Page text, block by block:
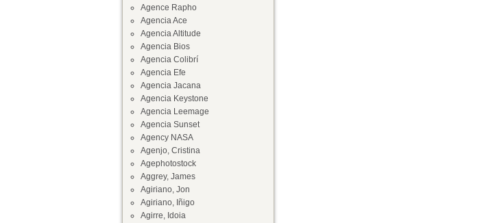
Agence Rapho
Agencia Ace
Agencia Altitude
Agencia Bios
Agencia Colibrí
Agencia Efe
Agencia Jacana
Agencia Keystone
Agencia Leemage
Agencia Sunset
Agency NASA
Agenjo, Cristina
Agephotostock
Aggrey, James
Agiriano, Jon
Agiriano, Iñigo
Agirre, Idoia